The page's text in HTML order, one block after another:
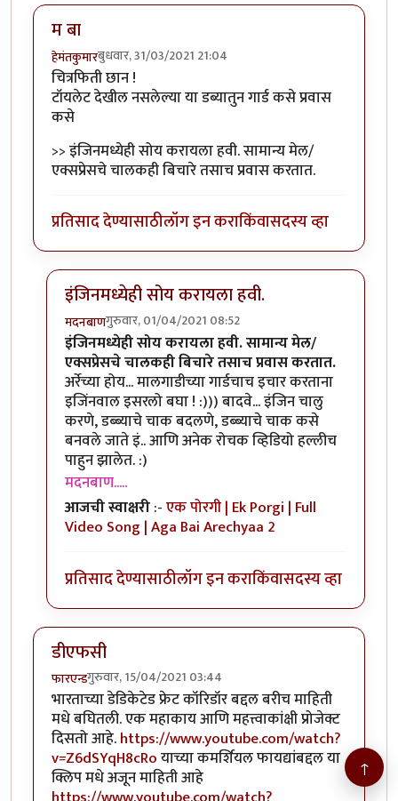
म बा
हेमंतकुमारबुधवार, 31/03/2021 21:04
चित्रफिती छान !
टॉयलेट देखील नसलेल्या या डब्यातुन गार्ड कसे प्रवास
कसे
>> इंजिनमध्येही सोय करायला हवी. सामान्य मेल/
एक्सप्रेसचे चालकही बिचारे तसाच प्रवास करतात.
प्रतिसाद देण्यासाठीलॉग इन कराकिंवासदस्य व्हा
इंजिनमध्येही सोय करायला हवी.
मदनबाणगुरुवार, 01/04/2021 08:52
In reply toम बाbyहेमंतकुमार
इंजिनमध्येही सोय करायला हवी. सामान्य मेल/
एक्सप्रेसचे चालकही बिचारे तसाच प्रवास करतात.
अर्रेच्या होय... मालगाडीच्या गार्डचाच इचार करताना
इजिंनवाल इसरलो बघा ! :))) बादवे... इंजिन चालु
करणे, डब्ब्याचे चाक बदलणे, डब्ब्याचे चाक कसे
बनवले जाते इं.. आणि अनेक रोचक व्हिडियो हल्लीच
पाहुन झालेत. :)
मदनबाण.....
आजची स्वाक्षरी:-एक पोरगी | Ek Porgi | Full
Video Song | Aga Bai Arechyaa 2
प्रतिसाद देण्यासाठीलॉग इन कराकिंवासदस्य व्हा
डीएफसी
फारएन्डगुरुवार, 15/04/2021 03:44
भारताच्या डेडिकेटेड फ्रेट कॉरिडॉर बद्दल बरीच माहिती
मधे बघितली. एक महाकाय आणि महत्त्वाकांक्षी प्रोजेक्ट
दिसतो आहे.https://www.youtube.com/watch?
v=Z6dSYqH8cRoयाच्या कमर्शियल फायद्यांबद्दल या
क्लिप मधे अजून माहिती आहे ↑